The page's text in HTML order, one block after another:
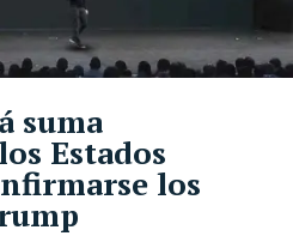
suma
Estados
los